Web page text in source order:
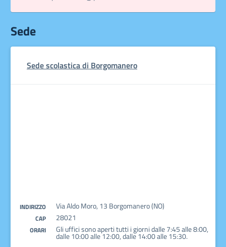
Sede
Sede scolastica di Borgomanero
INDIRIZZO Via Aldo Moro, 13 Borgomanero (NO)
CAP 28021
ORARI Gli uffici sono aperti tutti i giorni dalle 7:45 alle 8:00,
dalle 10:00 alle 12:00, dalle 14:00 alle 15:30.